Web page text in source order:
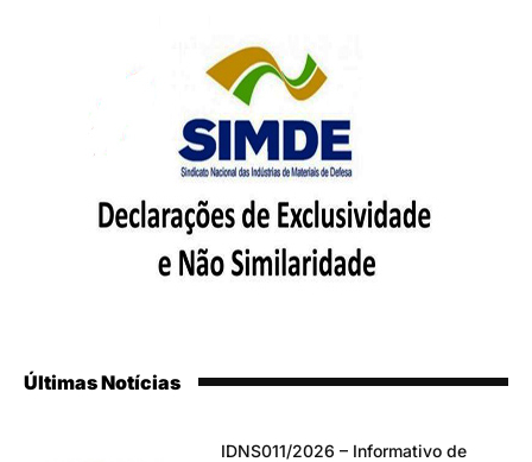
Últimas Notícias
IDNS011/2026 – Informativo de